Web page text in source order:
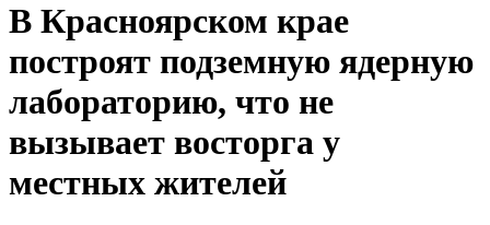
В Красноярском крае
построят подземную ядерную
лабораторию, что не
вызывает восторга у
местных жителей